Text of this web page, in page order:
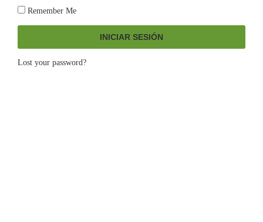
Remember Me
INICIAR SESIÓN
Lost your password?